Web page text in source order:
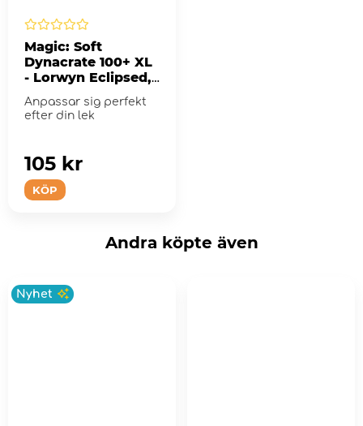
Magic: Soft
Dynacrate 100+ XL
- Lorwyn Eclipsed,
Eirdu, Carrier of
Dawn - Isilu Carrier
of Twilight
Anpassar sig perfekt
efter din lek
KÖP
105 kr
Andra köpte även
Nyhet